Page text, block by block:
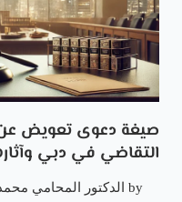
صيغة دعوى تعويض
التقاضي في دبي
by الدكتور المحامي